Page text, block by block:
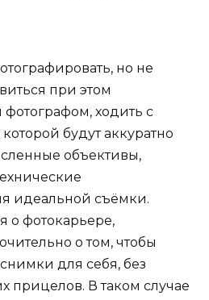
но не
при этом
ходить с
будут аккуратно
объективы,
идеальной съёмки.
о фотокарьере,
о том, чтобы
для себя, без
прицелов. В таком случае